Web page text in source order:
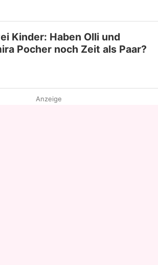
Kinder: Haben Olli und
Pocher noch Zeit als Paar?
Anzeige